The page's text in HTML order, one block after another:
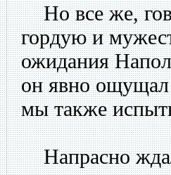
Но все же,
гордую и
ожидания
он явно ощущал
мы также
Напрасно